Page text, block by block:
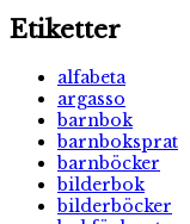
Etiketter
alfabeta
argasso
barnbok
barnboksprat
barnböcker
bilderbok
bilderböcker